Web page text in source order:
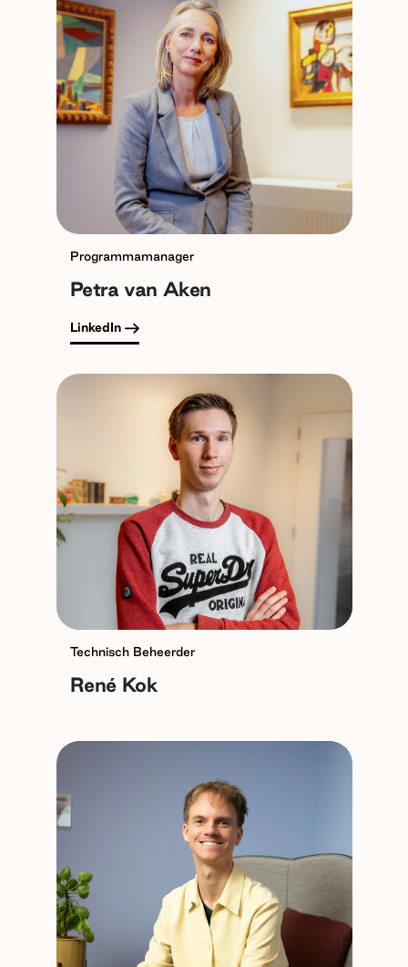
Programmamanager
Petra van Aken
LinkedIn
Technisch Beheerder
René Kok